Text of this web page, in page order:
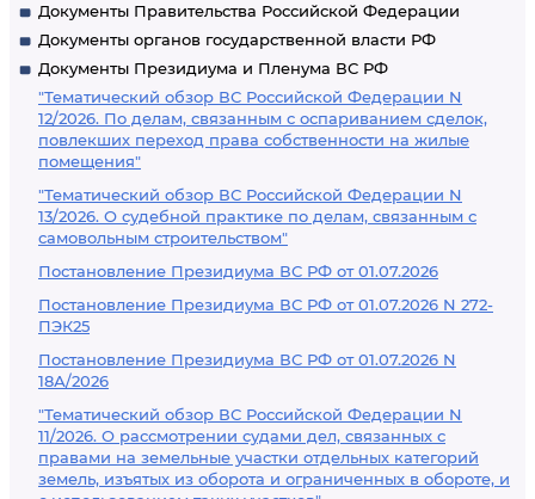
Документы Правительства Российской Федерации
Документы органов государственной власти РФ
Документы Президиума и Пленума ВС РФ
"Тематический обзор ВС Российской Федерации N
12/2026. По делам, связанным с оспариванием сделок,
повлекших переход права собственности на жилые
помещения"
"Тематический обзор ВС Российской Федерации N
13/2026. О судебной практике по делам, связанным с
самовольным строительством"
Постановление Президиума ВС РФ от 01.07.2026
Постановление Президиума ВС РФ от 01.07.2026 N 272-
ПЭК25
Постановление Президиума ВС РФ от 01.07.2026 N
18А/2026
"Тематический обзор ВС Российской Федерации N
11/2026. О рассмотрении судами дел, связанных с
правами на земельные участки отдельных категорий
земель, изъятых из оборота и ограниченных в обороте, и